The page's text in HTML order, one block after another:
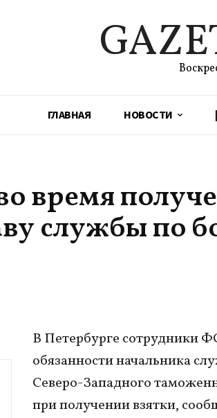
ГЛАВНАЯ НОВОСТИ |
время
службы по
В Петербурге сотрудники
обязанности начальника
Северо-Западного
при получении взятки,